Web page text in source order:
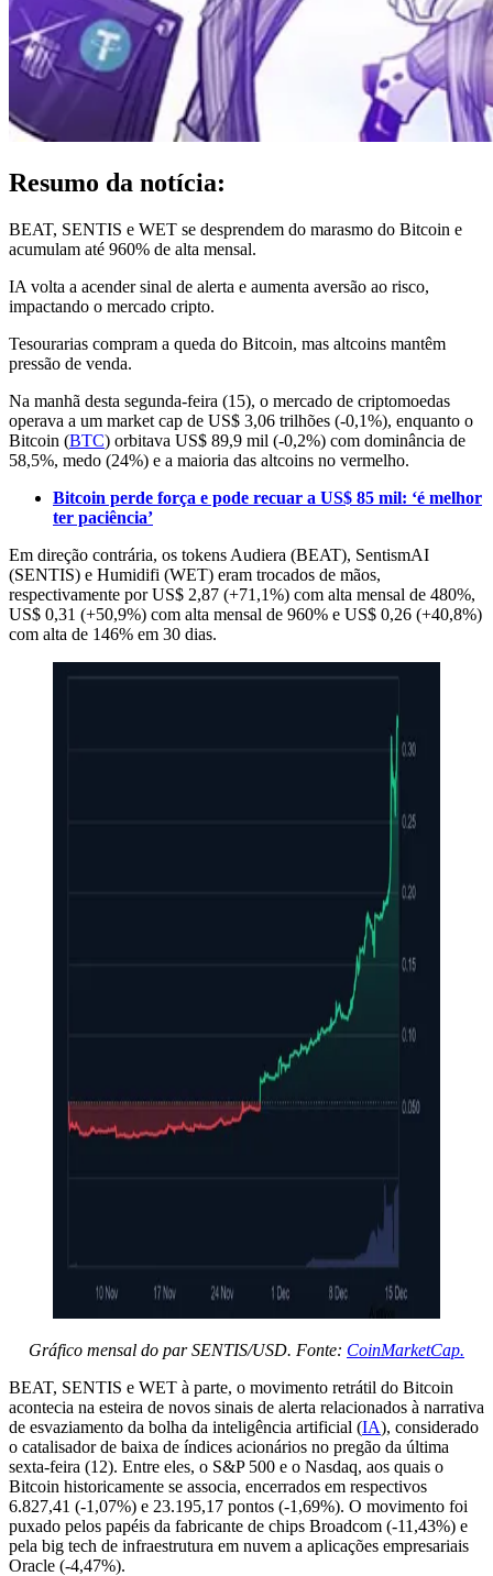
Resumo da notícia:
BEAT, SENTIS e WET se desprendem do marasmo do Bitcoin e
acumulam até 960% de alta mensal.
IA volta a acender sinal de alerta e aumenta aversão ao risco,
impactando o mercado cripto.
Tesourarias compram a queda do Bitcoin, mas altcoins mantêm
pressão de venda.
Na manhã desta segunda-feira (15), o mercado de criptomoedas
operava a um market cap de US$ 3,06 trilhões (-0,1%), enquanto o
Bitcoin (BTC) orbitava US$ 89,9 mil (-0,2%) com dominância de
58,5%, medo (24%) e a maioria das altcoins no vermelho.
Bitcoin perde força e pode recuar a US$ 85 mil: ‘é melhor
ter paciência’
Em direção contrária, os tokens Audiera (BEAT), SentismAI
(SENTIS) e Humidifi (WET) eram trocados de mãos,
respectivamente por US$ 2,87 (+71,1%) com alta mensal de 480%,
US$ 0,31 (+50,9%) com alta mensal de 960% e US$ 0,26 (+40,8%)
com alta de 146% em 30 dias.
Gráfico mensal do par SENTIS/USD. Fonte: CoinMarketCap.
BEAT, SENTIS e WET à parte, o movimento retrátil do Bitcoin
acontecia na esteira de novos sinais de alerta relacionados à narrativa
de esvaziamento da bolha da inteligência artificial (IA), considerado
o catalisador de baixa de índices acionários no pregão da última
sexta-feira (12). Entre eles, o S&P 500 e o Nasdaq, aos quais o
Bitcoin historicamente se associa, encerrados em respectivos
6.827,41 (-1,07%) e 23.195,17 pontos (-1,69%). O movimento foi
puxado pelos papéis da fabricante de chips Broadcom (-11,43%) e
pela big tech de infraestrutura em nuvem a aplicações empresariais
Oracle (-4,47%).